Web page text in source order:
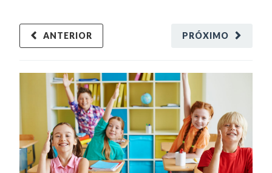
PRÓXIMO
ANTERIOR